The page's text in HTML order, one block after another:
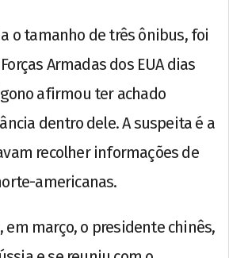
o tamanho de três ônibus, foi
Armadas dos EUA dias
afirmou ter achado
dentro dele. A suspeita é a
recolher informações de
americanas.
em março, o presidente chinês,